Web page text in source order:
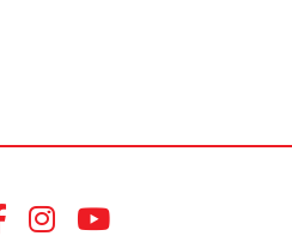
Aceder ao
Aceder ao
Aceder ao